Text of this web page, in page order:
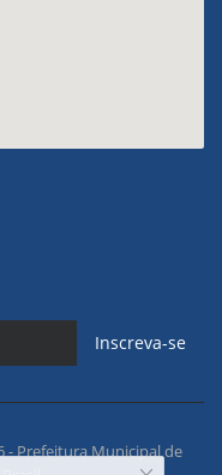
Inscreva-se
- Prefeitura Municipal de